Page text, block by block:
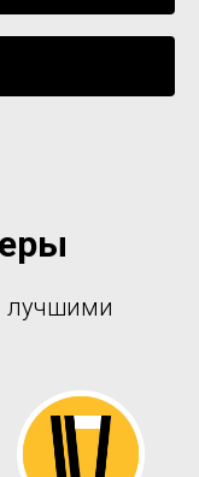
лучшими